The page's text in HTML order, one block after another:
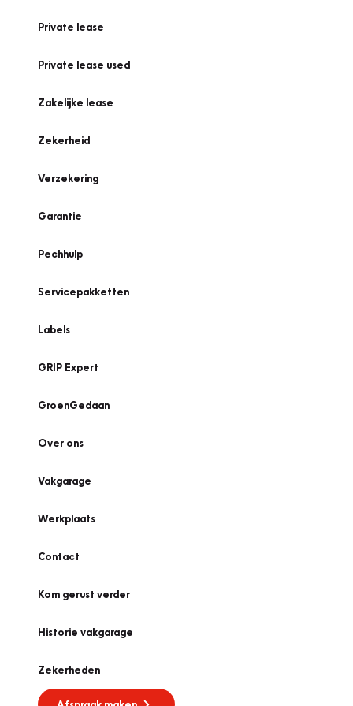
Private lease
Private lease used
Zakelijke lease
Zekerheid
Verzekering
Garantie
Pechhulp
Servicepakketten
Labels
GRIP Expert
GroenGedaan
Over ons
Vakgarage
Werkplaats
Contact
Kom gerust verder
Historie vakgarage
Zekerheden